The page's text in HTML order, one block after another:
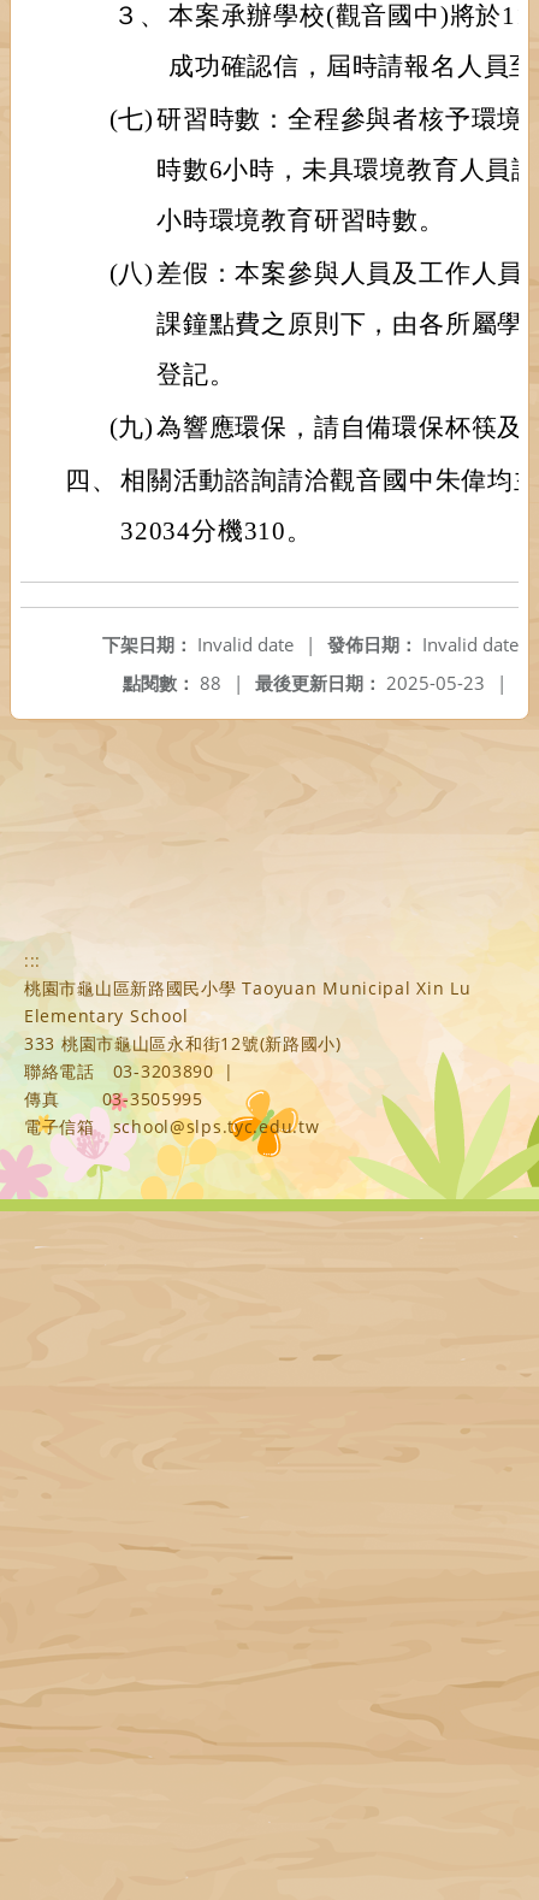
３、 本案承辦學校(觀音國中)將於
成功確認信，屆時請報名人員
(七)研習時數：全程參與者核予環境
時數6小時，未具環境教育人員
小時環境教育研習時數。
(八) 差假：本案參與人員及工作人員
課鐘點費之原則下，由各所屬學
登記。
(九)為響應環保，請自備環保杯筷及
四、 相關活動諮詢請洽觀音國中朱偉均
32034分機310。
發佈日期： Invalid date
下架日期： Invalid date
|
最後更新日期： 2025-05-23 |
點閱數： 88 |
:::
桃園市龜山區新路國民小學 Taoyuan Municipal Xin Lu
Elementary School
333 桃園市龜山區永和街12號(新路國小)
聯絡電話
03-3203890
|
傳真
03-3505995
電子信箱
school@slps.tyc.edu.tw